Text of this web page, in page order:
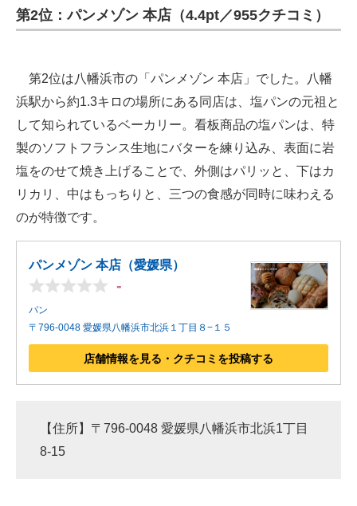
第2位：パンメゾン 本店（4.4pt／955クチコミ）
第2位は八幡浜市の「パンメゾン 本店」でした。八幡
浜駅から約1.3キロの場所にある同店は、塩パンの元祖と
して知られているベーカリー。看板商品の塩パンは、特
製のソフトフランス生地にバターを練り込み、表面に岩
塩をのせて焼き上げることで、外側はパリッと、下はカ
リカリ、中はもっちりと、三つの食感が同時に味わえる
のが特徴です。
パンメゾン 本店（愛媛県）
-
パン
〒796-0048 愛媛県八幡浜市北浜１丁目８−１５
店舗情報を見る・クチコミを投稿する
【住所】〒796-0048 愛媛県八幡浜市北浜1丁目
8-15